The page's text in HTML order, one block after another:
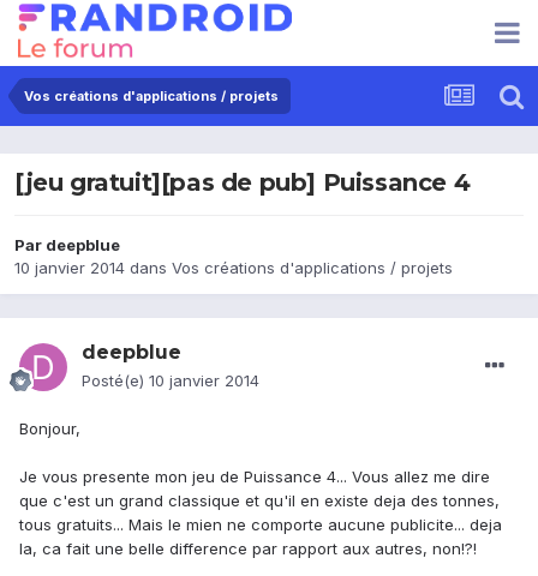
Vos créations d'applications / projets
[jeu gratuit][pas de pub] Puissance 4
Par deepblue
10 janvier 2014 dans Vos créations d'applications / projets
deepblue
Posté(e) 10 janvier 2014
Bonjour,
Je vous presente mon jeu de Puissance 4... Vous allez me dire
que c'est un grand classique et qu'il en existe deja des tonnes,
tous gratuits... Mais le mien ne comporte aucune publicite... deja
la, ca fait une belle difference par rapport aux autres, non!?!